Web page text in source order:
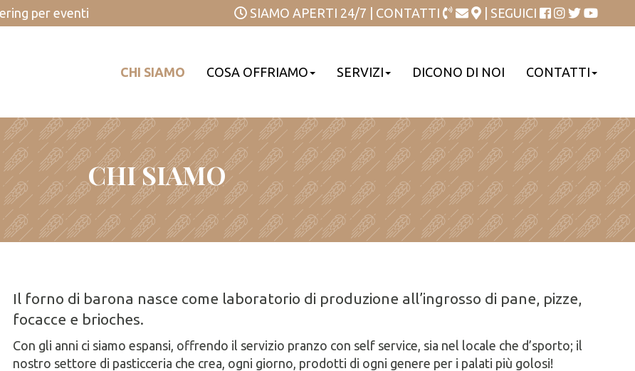
per eventi SIAMO APERTI 24/7 | CONTATTI | SEGUICI
CHI SIAMO COSA OFFRIAMO SERVIZI DICONO DI NOI CONTATTI
CHI SIAMO
Il forno di barona nasce come laboratorio di produzione all’ingrosso di pane, pizze,
focacce e brioches.
Con gli anni ci siamo espansi, offrendo il servizio pranzo con self service, sia nel locale che d’sporto; il
nostro settore di pasticceria che crea, ogni giorno, prodotti di ogni genere per i palati più golosi!